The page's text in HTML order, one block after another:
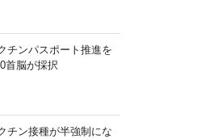
チンパスポート推進を
首脳が採択
チン接種が半強制にな